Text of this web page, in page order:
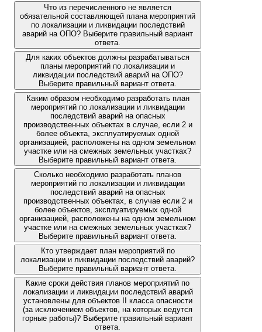
Что из перечисленного не является
обязательной составляющей плана мероприятий
по локализации и ликвидации последствий
аварий на ОПО? Выберите правильный вариант
ответа.
Для каких объектов должны разрабатываться
планы мероприятий по локализации и
ликвидации последствий аварий на ОПО?
Выберите правильный вариант ответа.
Каким образом необходимо разработать план
мероприятий по локализации и ликвидации
последствий аварий на опасных
производственных объектах в случае, если 2 и
более объекта, эксплуатируемых одной
организацией, расположены на одном земельном
участке или на смежных земельных участках?
Выберите правильный вариант ответа.
Сколько необходимо разработать планов
мероприятий по локализации и ликвидации
последствий аварий на опасных
производственных объектах, в случае если 2 и
более объектов, эксплуатируемых одной
организацией, расположены на одном земельном
участке или на смежных земельных участках?
Выберите правильный вариант ответа.
Кто утверждает план мероприятий по
локализации и ликвидации последствий аварий?
Выберите правильный вариант ответа.
Какие сроки действия планов мероприятий по
локализации и ликвидации последствий аварий
установлены для объектов II класса опасности
(за исключением объектов, на которых ведутся
горные работы)? Выберите правильный вариант
ответа.